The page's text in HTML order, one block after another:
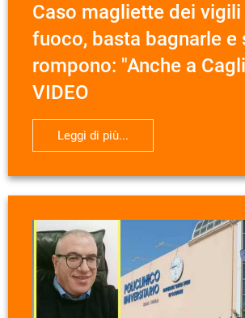
Caso magliette dei vigili
fuoco, basta bagnarle e
rompono: "Anche a
VIDEO
Leggi di più...